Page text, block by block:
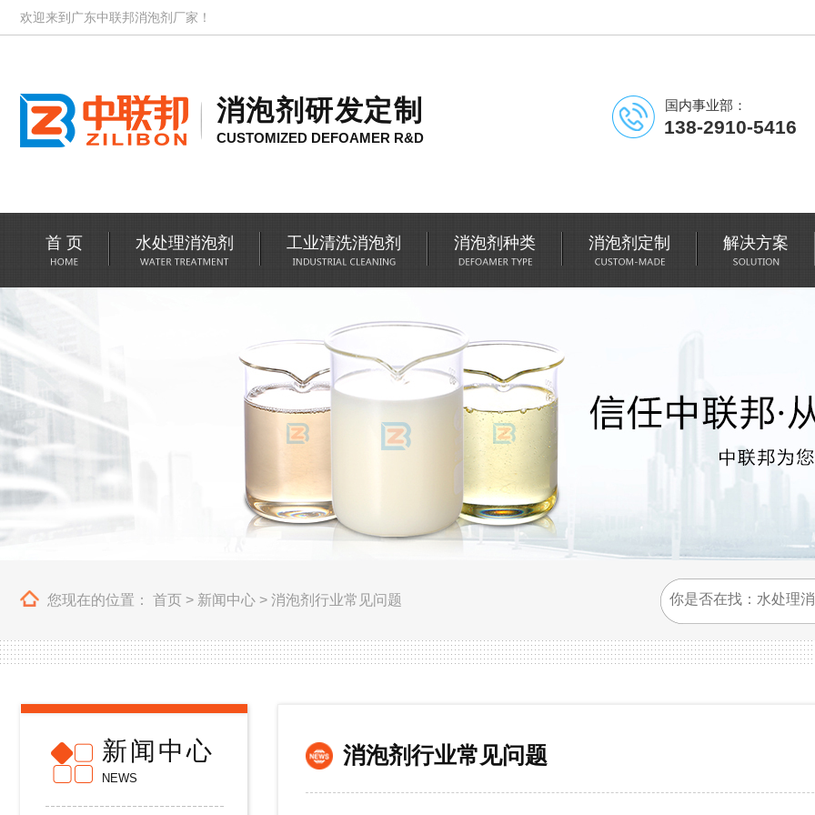
欢迎来到广东中联邦消泡剂厂家！
消泡剂研发定制
CUSTOMIZED DEFOAMER R&D
国内事业部：
138-2910-5416
首 页 水处理消泡剂 工业清洗消泡剂 消泡剂种类 消泡剂定制 解决方案
您现在的位置： 首页 > 新闻中心 > 消泡剂行业常见问题
新闻中心
NEWS
消泡剂行业常见问题